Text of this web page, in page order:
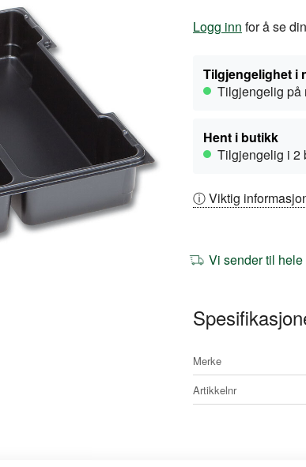
Logg inn for å se
Tilgjengelighet i
Tilgjengelig på
Hent i butikk
Tilgjengelig i 2
ⓘ Viktig
Vi sender til
Mer
informasjon
Merke
Artikkelnr